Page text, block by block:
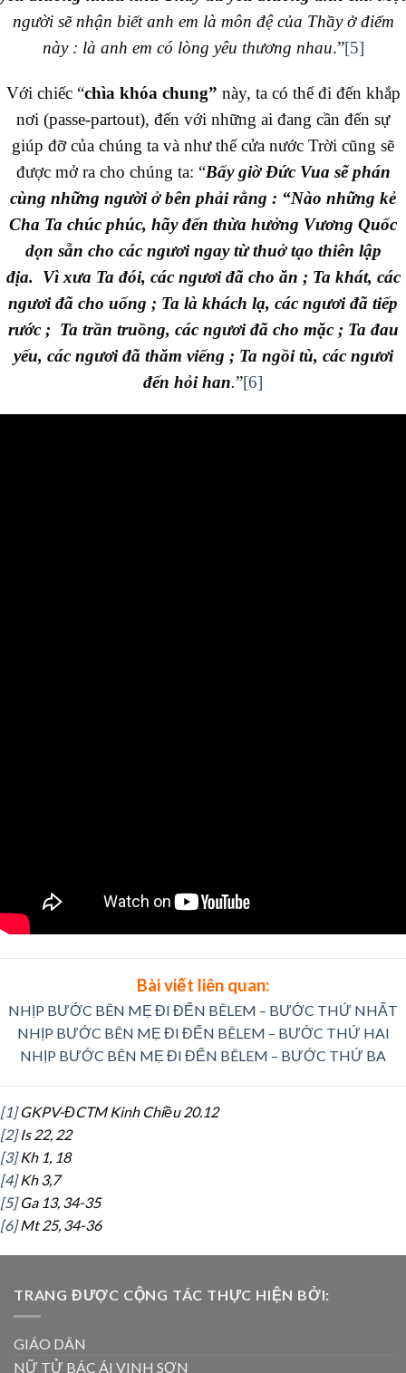
người sẽ nhận biết anh em là môn đệ của Thầy ở điểm
này : là anh em có lòng yêu thương nhau.”[5]
Với chiếc “chìa khóa chung” này, ta có thể đi đến khắp
nơi (passe-partout), đến với những ai đang cần đến sự
giúp đỡ của chúng ta và như thế cửa nước Trời cũng sẽ
được mở ra cho chúng ta: “Bấy giờ Đức Vua sẽ phán
cùng những người ở bên phải rằng : “Nào những kẻ
Cha Ta chúc phúc, hãy đến thừa hưởng Vương Quốc
dọn sẵn cho các ngươi ngay từ thuở tạo thiên lập
địa. Vì xưa Ta đói, các ngươi đã cho ăn ; Ta khát, các
ngươi đã cho uống ; Ta là khách lạ, các ngươi đã tiếp
rước ; Ta trần truồng, các ngươi đã cho mặc ; Ta đau
yếu, các ngươi đã thăm viếng ; Ta ngồi tù, các ngươi
đến hỏi han.”[6]
Bài viết liên quan:
NHỊP BƯỚC BÊN MẸ ĐI ĐẾN BÊLEM – BƯỚC THỨ NHẤT
NHỊP BƯỚC BÊN MẸ ĐI ĐẾN BÊLEM – BƯỚC THỨ HAI
NHỊP BƯỚC BÊN MẸ ĐI ĐẾN BÊLEM – BƯỚC THỨ BA
[1]GKPV-ĐCTM Kinh Chiều 20.12
[2]Is 22, 22
[3]Kh 1, 18
[4]Kh 3,7
[5]Ga 13, 34-35
[6]Mt 25, 34-36
TRANG ĐƯỢC CỘNG TÁC THỰC HIỆN BỞI:
GIÁO DÂN
NỮ TỬ BÁC ÁI VINH SƠN